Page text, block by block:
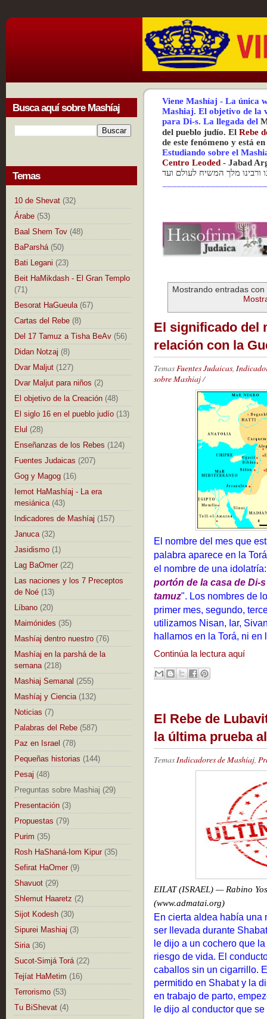
Busca aquí sobre Mashíaj
Temas
10 de Shevat (32)
Árabe (53)
Baal Shem Tov (48)
BaParshá (50)
Bati Legani (23)
Beit HaMikdash - El Gran Templo
(71)
Besorat HaGueula (67)
Cartas del Rebe (8)
Del 17 Tamuz a Tisha BeAv (56)
Didan Notzaj (8)
Dvar Maljut (127)
Dvar Maljut para niños (2)
El objetivo de la Creación (48)
El siglo 16 en el pueblo judío (13)
Elul (28)
Enseñanzas de los Rebes (124)
Fuentes Judaicas (207)
Gog y Magog (16)
Iemot HaMashíaj - La era
mesiánica (43)
Indicadores de Mashíaj (157)
Januca (32)
Jasidismo (1)
Lag BaOmer (22)
Las naciones y los 7 Preceptos
de Noé (13)
Líbano (20)
Maimónides (35)
Mashíaj dentro nuestro (76)
Mashíaj en la parshá de la
semana (218)
Mashiaj Semanal (255)
Mashíaj y Ciencia (132)
Noticias (7)
Palabras del Rebe (587)
Paz en Israel (78)
Pequeñas historias (144)
Pesaj (48)
Preguntas sobre Mashiaj (29)
Presentación (3)
Propuestas (79)
Purim (35)
Rosh HaShaná-Iom Kipur (35)
Sefirat HaOmer (9)
Shavuot (29)
Shlemut Haaretz (2)
Sijot Kodesh (30)
Sipurei Mashiaj (3)
Siria (36)
Sucot-Simjá Torá (22)
Tejíat HaMetim (16)
Terrorismo (53)
Tu BiShevat (4)
Viene Mashíaj - La única
Mashiaj. El objetivo de la
para Di-s. La llegada del
del pueblo judío. El Rebe
de este fenómeno y está
Estudiando sobre el
Centro Leoded - Jabad
ורבינו מלך המשיח לעולם ועד
Mostrando entradas
El significado del
relación con la
Temas Fuentes Judaicas
sobre Mashiaj/
El nombre del mes que
palabra aparece en la
el nombre de una
portón de la casa de Di-
tamuz". Los nombres de
primer mes, segundo,
utilizamos Nisan, Iar,
hallamos en la Torá, ni en
Continúa la lectura aquí
El Rebe de
la última prueba
TemasIndicadores de Mashíaj,
EILAT (ISRAEL) — Rabino
(www.admatai.org)
En cierta aldea había una
ser llevada durante
le dijo a un cochero que
riesgo de vida. El
caballos sin un cigarrillo.
permitido en Shabat y la
en trabajo de parto,
le dijo al conductor que